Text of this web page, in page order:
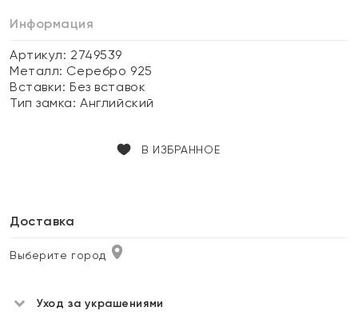
Информация
Артикул: 2749539
Металл: Серебро 925
Вставки:Без вставок
Тип замка:Английский
В ИЗБРАННОЕ
Доставка
Выберите город
Уход за украшениями